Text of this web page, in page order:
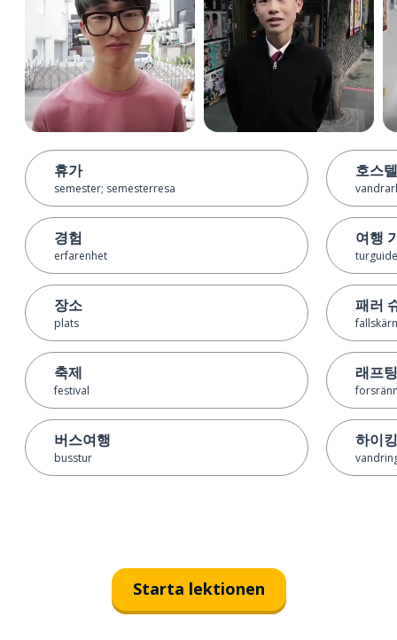
휴가
semester; semesterresa
경험
erfarenhet
장소
plats
축제
festival
버스여행
busstur
호스텔
여행
turguide
패러
래프팅
하이킹
Starta lektionen